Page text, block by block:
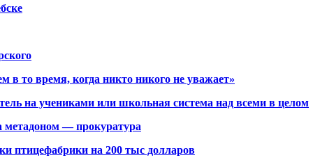
то время, когда никто никого не уважает»
на учениками или школьная система над всеми в целом
метадоном — прокуратура
птицефабрики на 200 тыс долларов